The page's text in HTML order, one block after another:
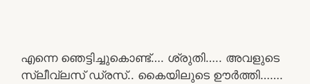
എന്നെ ഞെട്ടിച്ചുകൊണ്ട്…. ശ്രുതി….. അവളുടെ
സ്ലീവ്ലസ് ഡ്രസ്.. കൈയിലുടെ ഊർത്തി…….